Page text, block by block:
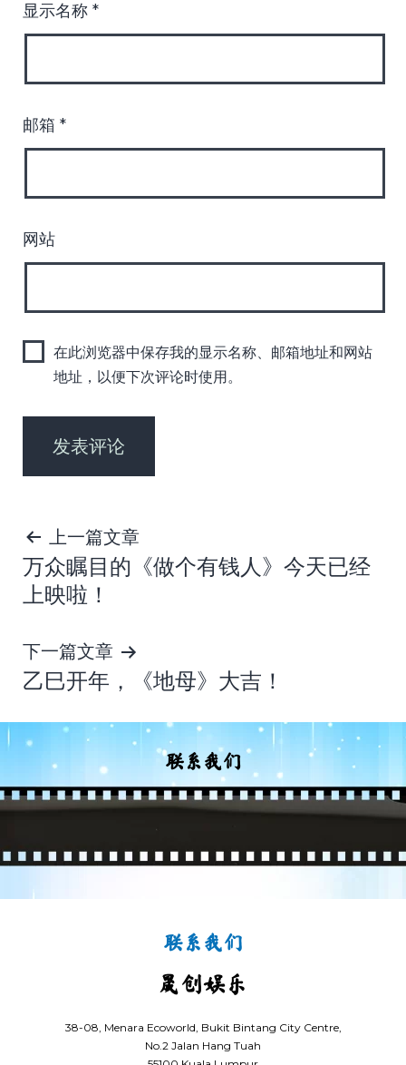
显示名称 *
邮箱 *
网站
在此浏览器中保存我的显示名称、邮箱地址和网站
地址，以便下次评论时使用。
文
章
航
上一篇文章
万众瞩目的《做个有钱人》今天已经
上映啦！
下一篇文章
乙巳开年，《地母》大吉！
联系我们
联系我们
晟创娱乐
38-08, Menara Ecoworld, Bukit Bintang City Centre,
No.2 Jalan Hang Tuah